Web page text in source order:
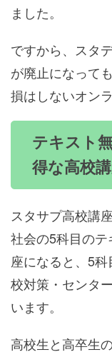
ました。
ですから、スタ
が廃止になって
損はしないオン
テキスト
得な高校
スタサプ高校講
社会の5科目の
座になると、5
校対策・センタ
います。
高校生と高卒生